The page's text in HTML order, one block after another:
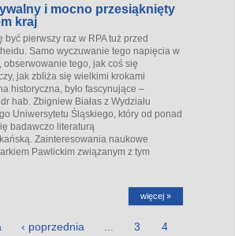
i mocno przesiąknięty
kraj
być pierwszy raz w RPA tuż przed
Samo wyczuwanie tego napięcia w
obserwowanie tego, jak coś się
jak zbliża się wielkimi krokami
historyczna, było fascynujące –
hab. Zbigniew Białas z Wydziału
Uniwersytetu Śląskiego, który od ponad
badawczo literaturą
Zainteresowania naukowe
Pawlickim związanym z tym
więcej »
‹ poprzednia 3
4